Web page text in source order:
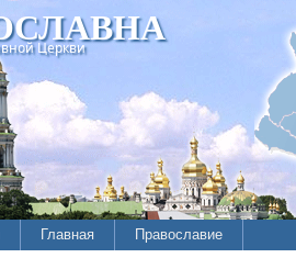
Церкви
Главная Православие